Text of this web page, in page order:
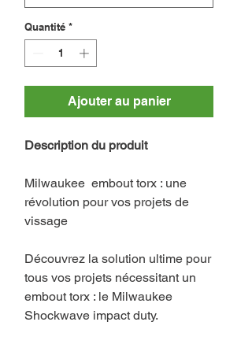
Quantité *
Ajouter au panier
Description du produit
Milwaukee embout torx : une
révolution pour vos projets de
vissage
Découvrez la solution ultime pour
tous vos projets nécessitant un
embout torx : le Milwaukee
Shockwave impact duty.